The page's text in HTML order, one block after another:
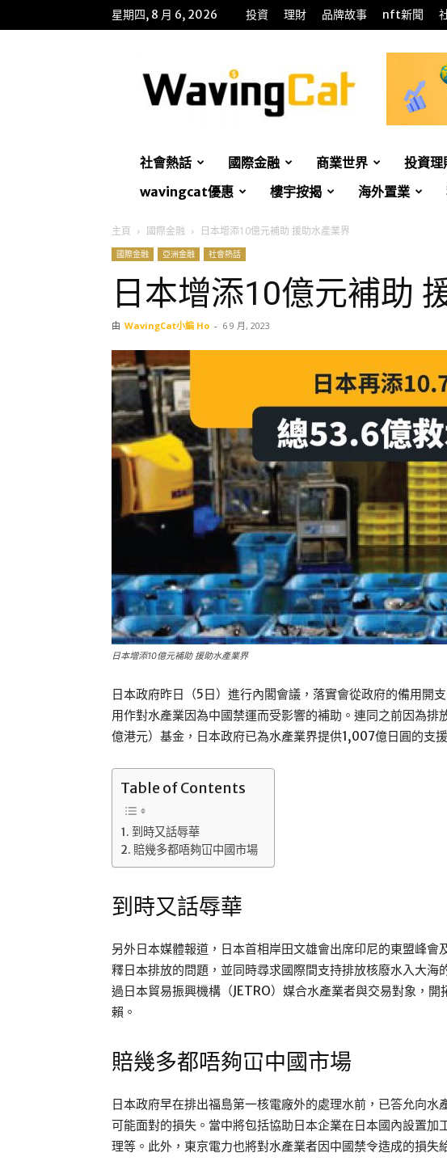
星期四, 8 月 6, 2026 投資 理財 品牌故事 nft新聞
招
財
貓
社會熱話 國際金融 商業世界 投資理
wavingcat優惠
樓宇按揭 海外置業
主頁 國際金融 日本增添10億元補助 援助水產業界
國際金融 亞洲金融 社會熱話
日本增添10億元補助
由 WavingCat小編 Ho - 6 9 月, 2023
日本增添10億元補助 援助水產業界
日本政府昨日（5日）進行內閣會議，落實會從政府的備用開
用作對水產業因為中國禁運而受影響的補助。連同之前因為
億港元）基金，日本政府已為水產業界提供1,007億日圓的支援
Table of Contents
到時又話辱華
賠幾多都唔夠冚中國市場
到時又話辱華
另外日本媒體報道，日本首相岸田文雄會出席印尼的東盟峰
釋日本排放的問題，並同時尋求國際間支持排放核廢水入大海
過日本貿易振興機構（JETRO）媒合水產業者與交易對象，
賴。
賠幾多都唔夠冚中國市場
日本政府早在排出福島第一核電廠外的處理水前，已答允向
可能面對的損失。當中將包括協助日本企業在日本國內設置加
理等。此外，東京電力也將對水產業者因中國禁令造成的損失